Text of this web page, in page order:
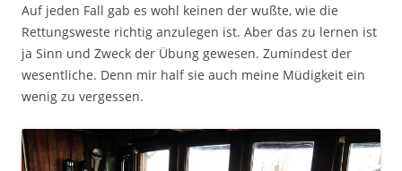
Auf jeden Fall gab es wohl keinen der wußte, wie die
Rettungsweste richtig anzulegen ist. Aber das zu lernen ist
ja Sinn und Zweck der Übung gewesen. Zumindest der
wesentliche. Denn mir half sie auch meine Müdigkeit ein
wenig zu vergessen.